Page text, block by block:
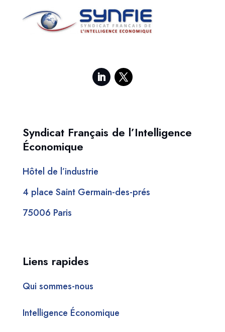
Syndicat Français de l’Intelligence
Économique
Hôtel de l’industrie
4 place Saint Germain-des-prés
75006 Paris
Liens rapides
Qui sommes-nous
Intelligence Économique